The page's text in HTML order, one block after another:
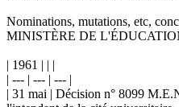
Nominations, mutations, etc,
MINISTÈRE DE
| 1961 | | |
| --- | --- | --- |
| 31 mai | Décision n° 8099